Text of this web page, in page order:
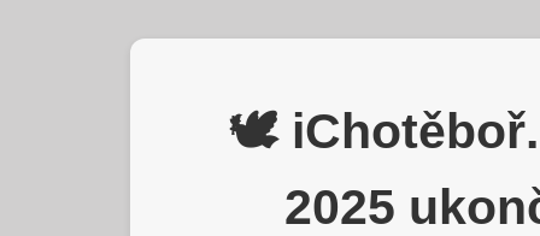
🕊️
2025